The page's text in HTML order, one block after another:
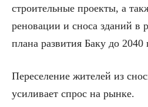
строительные проекты, а
реновации и сноса зданий в
плана развития Баку до 2040
Переселение жителей из
усиливает спрос на рынке.